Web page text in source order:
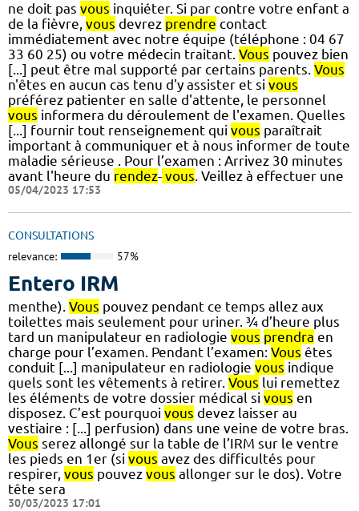
ne doit pas vous inquiéter. Si par contre votre enfant a
de la fièvre, vous devrez prendre contact
immédiatement avec notre équipe (téléphone : 04 67
33 60 25) ou votre médecin traitant. Vous pouvez bien
[...] peut être mal supporté par certains parents. Vous
n'êtes en aucun cas tenu d'y assister et si vous
préférez patienter en salle d'attente, le personnel
vous informera du déroulement de l'examen. Quelles
[...] fournir tout renseignement qui vous paraîtrait
important à communiquer et à nous informer de toute
maladie sérieuse . Pour l’examen : Arrivez 30 minutes
avant l'heure du rendez- vous. Veillez à effectuer une
05/04/2023 17:53
CONSULTATIONS
relevance: 57%
Entero IRM
menthe). Vous pouvez pendant ce temps allez aux
toilettes mais seulement pour uriner. ¾ d’heure plus
tard un manipulateur en radiologie vous prendra en
charge pour l’examen. Pendant l’examen: Vous êtes
conduit [...] manipulateur en radiologie vous indique
quels sont les vêtements à retirer. Vous lui remettez
les éléments de votre dossier médical si vous en
disposez. C’est pourquoi vous devez laisser au
vestiaire : [...] perfusion) dans une veine de votre bras.
Vous serez allongé sur la table de l’IRM sur le ventre
les pieds en 1er (si vous avez des difficultés pour
respirer, vous pouvez vous allonger sur le dos). Votre
tête sera
30/03/2023 17:01